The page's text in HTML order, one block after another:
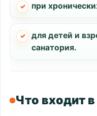
при
для детей и
санатория.
Что входит